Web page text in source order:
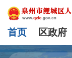
首页 区政府